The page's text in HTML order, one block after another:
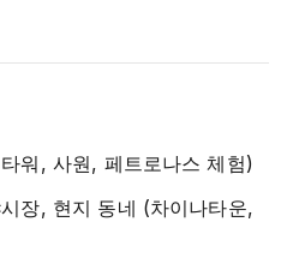
워, 사원, 페트로나스 체험)
장, 현지 동네 (차이나타운,